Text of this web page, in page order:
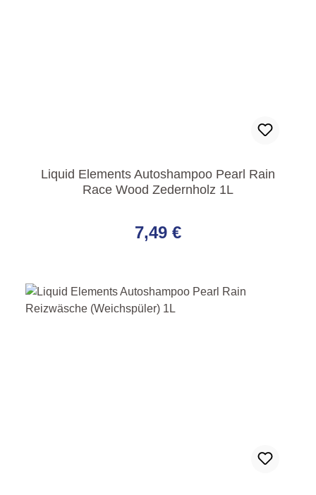
Liquid Elements Autoshampoo Pearl Rain
Race Wood Zedernholz 1L
7,49 €